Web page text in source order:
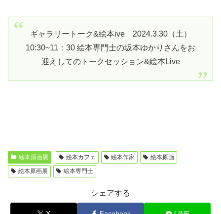
ギャラリートーク&絵本ive 2024.3.30（土）
10:30~11：30 絵本専門士の坂本ゆかりさんをお
迎えしてのトークセッション&絵本Live
絵本原画展 絵本カフェ 絵本作家
絵本原画
絵本原画展
絵本専門士
シェアする